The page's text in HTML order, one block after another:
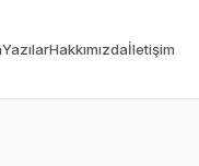
YazılarHakkımızdaİletişim